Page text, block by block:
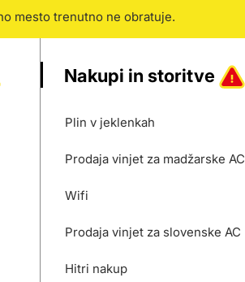
mesto trenutno ne obratuje.
Nakupi in storitve
Plin v jeklenkah
Prodaja vinjet za madžarske AC
Wifi
Prodaja vinjet za slovenske AC
Hitri nakup